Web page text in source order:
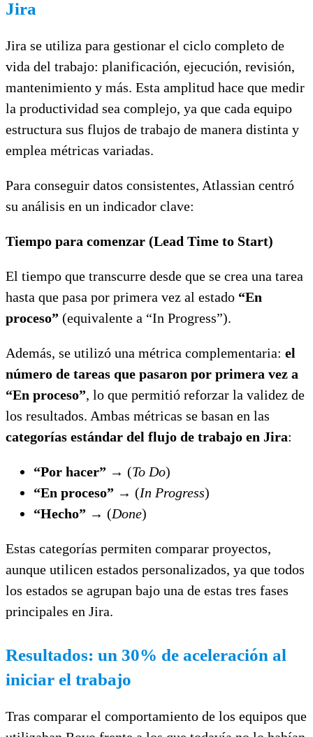
Jira
Jira se utiliza para gestionar el ciclo completo de
vida del trabajo: planificación, ejecución, revisión,
mantenimiento y más. Esta amplitud hace que medir
la productividad sea complejo, ya que cada equipo
estructura sus flujos de trabajo de manera distinta y
emplea métricas variadas.
Para conseguir datos consistentes, Atlassian centró
su análisis en un indicador clave:
Tiempo para comenzar (Lead Time to Start)
El tiempo que transcurre desde que se crea una tarea
hasta que pasa por primera vez al estado “En
proceso” (equivalente a “In Progress”).
Además, se utilizó una métrica complementaria: el
número de tareas que pasaron por primera vez a
“En proceso”, lo que permitió reforzar la validez de
los resultados. Ambas métricas se basan en las
categorías estándar del flujo de trabajo en Jira:
“Por hacer” → (To Do)
“En proceso” → (In Progress)
“Hecho” → (Done)
Estas categorías permiten comparar proyectos,
aunque utilicen estados personalizados, ya que todos
los estados se agrupan bajo una de estas tres fases
principales en Jira.
Resultados: un 30% de aceleración al
iniciar el trabajo
Tras comparar el comportamiento de los equipos que